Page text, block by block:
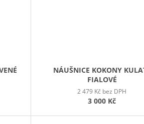
NÁUŠNICE KOKONY
FIALOVÉ
2 479 Kč bez DPH
3 000 Kč